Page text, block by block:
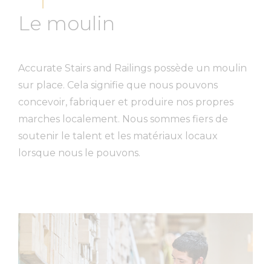
Le moulin
Accurate Stairs and Railings possède un moulin
sur place. Cela signifie que nous pouvons
concevoir, fabriquer et produire nos propres
marches localement. Nous sommes fiers de
soutenir le talent et les matériaux locaux
lorsque nous le pouvons.